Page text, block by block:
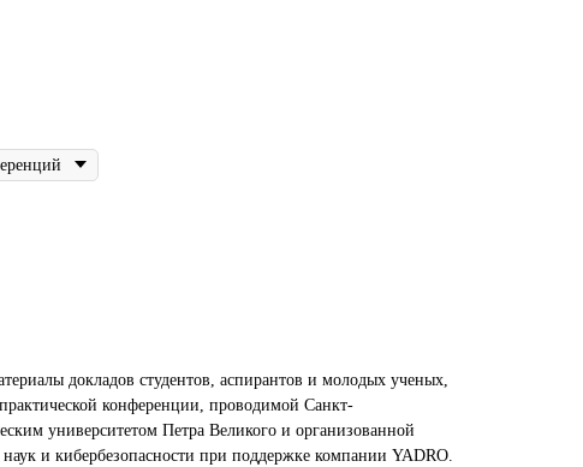
докладов студентов, аспирантов и молодых ученых,
конференции, проводимой Санкт-
университетом Петра Великого и организованной
и кибербезопасности при поддержке компании YADRO.